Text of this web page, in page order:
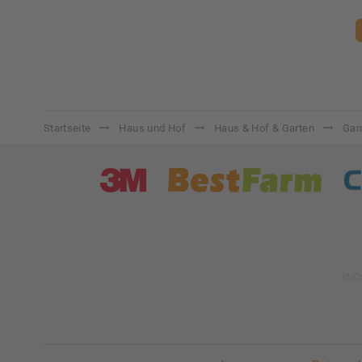
Startseite Haus und Hof Haus & Hof & Garten